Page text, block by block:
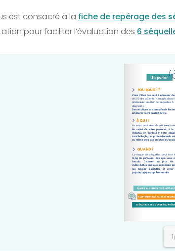
est consacré à la fiche de repérage des
pour faciliter l’évaluation des 6